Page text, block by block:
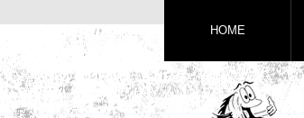
HOME